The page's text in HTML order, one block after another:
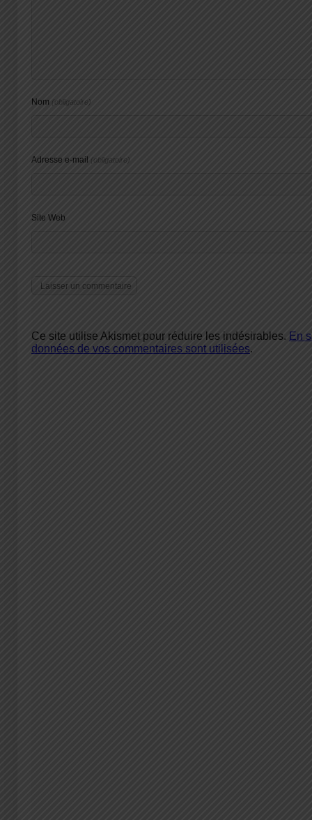
Nom (obligatoire)
Adresse e-mail (obligatoire)
Site Web
Ce site utilise Akismet pour réduire les indésirables. En
données de vos commentaires sont utilisées.